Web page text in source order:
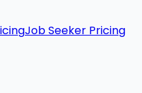
Job Seeker Pricing